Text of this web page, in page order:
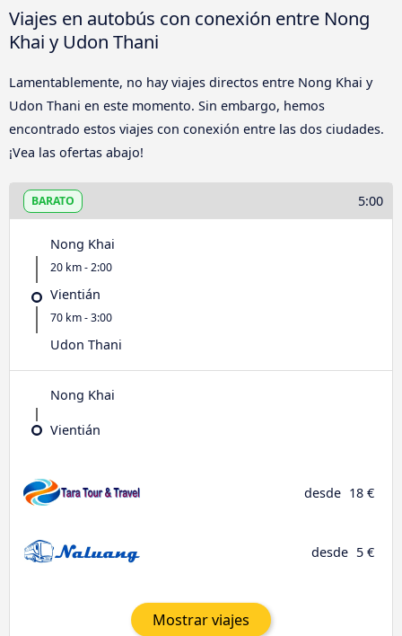
Viajes en autobús con conexión entre Nong
Khai y Udon Thani
Lamentablemente, no hay viajes directos entre Nong Khai y
Udon Thani en este momento. Sin embargo, hemos
encontrado estos viajes con conexión entre las dos ciudades.
¡Vea las ofertas abajo!
BARATO 5:00
Nong Khai
20 km - 2:00
Vientián
70 km - 3:00
Udon Thani
Nong Khai
Vientián
desde 18 €
desde 5 €
Mostrar viajes